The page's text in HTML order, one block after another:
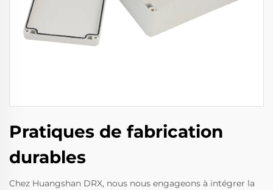
Pratiques de fabrication
durables
Chez Huangshan DRX, nous nous engageons à intégrer la